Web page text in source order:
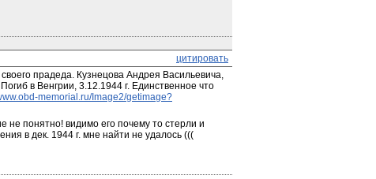
цитировать
прадеда. Кузнецова Андрея Васильевича,
в Венгрии, 3.12.1944 г. Единственное что
memorial.ru/Image2/getimage?
не понятно! видимо его почему то стерли и
в дек. 1944 г. мне найти не удалось (((